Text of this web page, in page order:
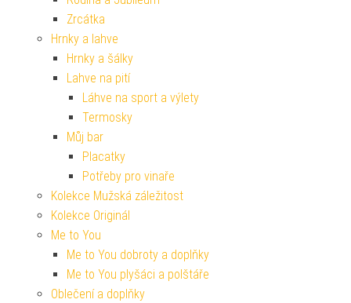
Zrcátka
Hrnky a lahve
Hrnky a šálky
Lahve na pití
Láhve na sport a výlety
Termosky
Můj bar
Placatky
Potřeby pro vinaře
Kolekce Mužská záležitost
Kolekce Originál
Me to You
Me to You dobroty a doplňky
Me to You plyšáci a polštáře
Oblečení a doplňky